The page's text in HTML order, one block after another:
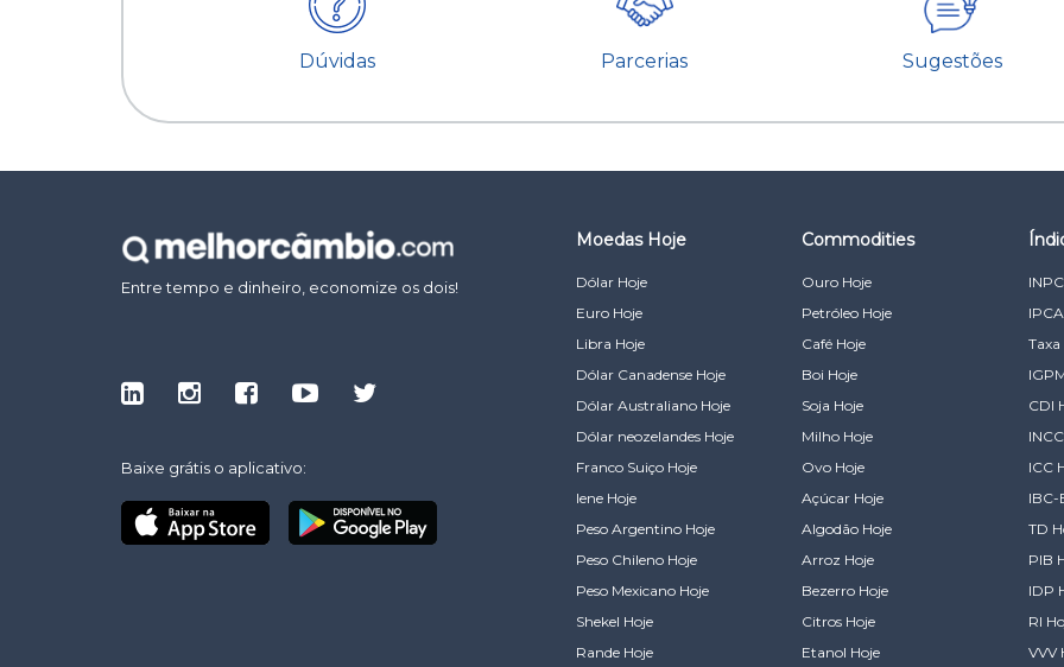
Dúvidas Parcerias Sugestões
Entre tempo e dinheiro, economize os dois!
Baixe grátis o aplicativo:
Moedas Hoje
Dólar Hoje
Euro Hoje
Libra Hoje
Dólar Canadense Hoje
Dólar Australiano Hoje
Dólar neozelandes Hoje
Franco Suiço Hoje
Iene Hoje
Peso Argentino Hoje
Peso Chileno Hoje
Peso Mexicano Hoje
Shekel Hoje
Rande Hoje
Commodities
Ouro Hoje
Petróleo Hoje
Café Hoje
Boi Hoje
Soja Hoje
Milho Hoje
Ovo Hoje
Açúcar Hoje
Algodão Hoje
Arroz Hoje
Bezerro Hoje
Citros Hoje
Etanol Hoje
Taxa
CDI
ICC
IBC-
TD
PIB
IDP
RI
VVV